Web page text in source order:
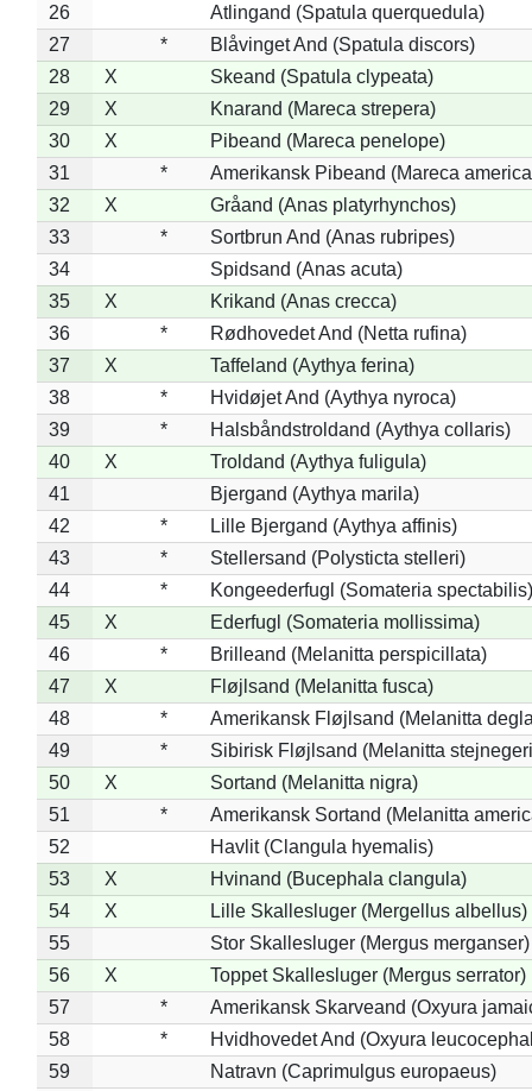
26
Atlingand (Spatula querquedula)
27
*
Blåvinget And (Spatula discors)
28
X
Skeand (Spatula clypeata)
29
X
Knarand (Mareca strepera)
30
X
Pibeand (Mareca penelope)
31
*
Amerikansk Pibeand (Mareca
32
X
Gråand (Anas platyrhynchos)
33
*
Sortbrun And (Anas rubripes)
34
Spidsand (Anas acuta)
35
X
Krikand (Anas crecca)
36
*
Rødhovedet And (Netta rufina)
37
X
Taffeland (Aythya ferina)
38
*
Hvidøjet And (Aythya nyroca)
39
*
Halsbåndstroldand (Aythya collaris)
40
X
Troldand (Aythya fuligula)
41
Bjergand (Aythya marila)
42
*
Lille Bjergand (Aythya affinis)
43
*
Stellersand (Polysticta stelleri)
44
*
Kongeederfugl (Somateria spectabilis)
45
X
Ederfugl (Somateria mollissima)
46
*
Brilleand (Melanitta perspicillata)
47
X
Fløjlsand (Melanitta fusca)
48
*
Amerikansk Fløjlsand (Melanitta
49
*
Sibirisk Fløjlsand (Melanitta
50
X
Sortand (Melanitta nigra)
51
*
Amerikansk Sortand (Melanitta
52
Havlit (Clangula hyemalis)
53
X
Hvinand (Bucephala clangula)
54
X
Lille Skallesluger (Mergellus albellus)
55
Stor Skallesluger (Mergus merganser)
56
X
Toppet Skallesluger (Mergus serrator)
57
*
Amerikansk Skarveand (Oxyura
58
*
Hvidhovedet And (Oxyura
59
Natravn (Caprimulgus europaeus)